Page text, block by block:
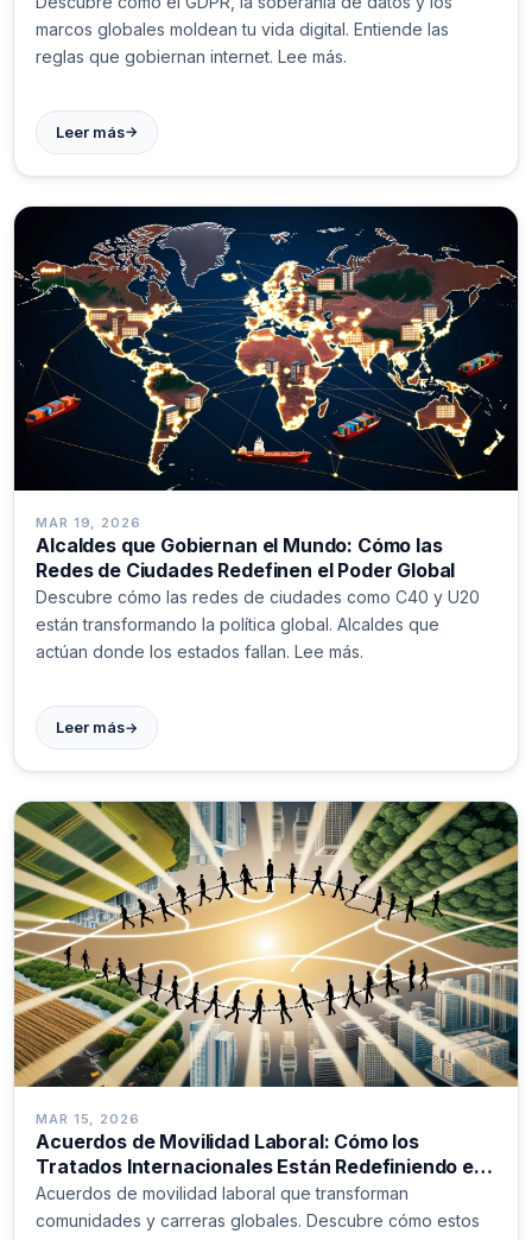
marcos globales moldean tu vida digital. Entiende las
reglas que gobiernan internet. Lee más.
Leer más→
MAR 19, 2026
Alcaldes que Gobiernan el Mundo: Cómo las
Redes de Ciudades Redefinen el Poder Global
Descubre cómo las redes de ciudades como C40 y U20
están transformando la política global. Alcaldes que
actúan donde los estados fallan. Lee más.
Leer más→
MAR 15, 2026
Acuerdos de Movilidad Laboral: Cómo los
Tratados Internacionales Están Redefiniendo el
Trabajo Global
Acuerdos de movilidad laboral que transforman
comunidades y carreras globales. Descubre cómo estos